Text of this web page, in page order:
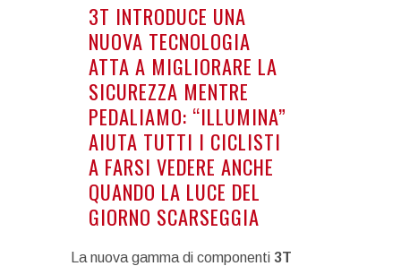
3T INTRODUCE UNA
NUOVA TECNOLOGIA
ATTA A MIGLIORARE LA
SICUREZZA MENTRE
PEDALIAMO: “ILLUMINA”
AIUTA TUTTI I CICLISTI
A FARSI VEDERE ANCHE
QUANDO LA LUCE DEL
GIORNO SCARSEGGIA
La nuova gamma di componenti 3T